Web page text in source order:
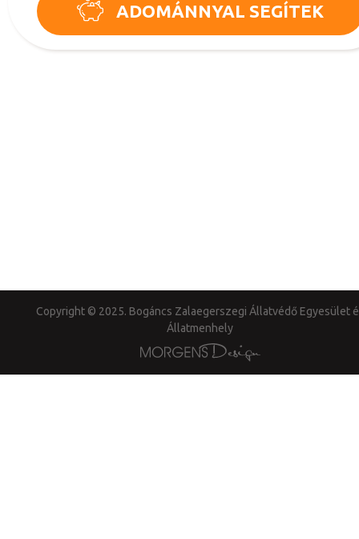
ADOMÁNNYAL SEGÍTEK
Copyright © 2025. Bogáncs Zalaegerszegi Állatvédő Egyesület
Állatmenhely